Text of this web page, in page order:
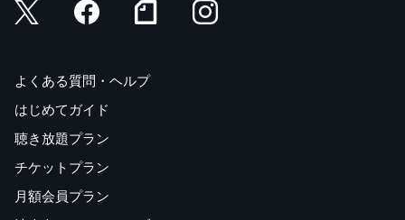
よくある質問・ヘルプ
はじめてガイド
聴き放題プラン
チケットプラン
月額会員プラン